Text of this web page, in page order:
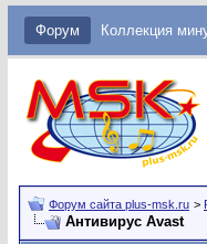
Форум Коллекция
Форум сайта plus-msk.ru >
Антивирус Avast